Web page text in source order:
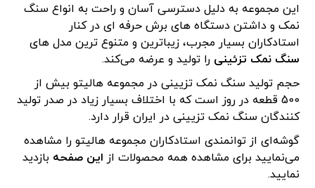
این مجموعه به دلیل دسترسی آسان و راحت به انواع سنگ
نمک و داشتن دستگاه های برش حرفه ای در کنار
استادکاران بسیار مجرب، زیباترین و متنوع ترین مدل های
سنگ نمک تزئینی را تولید و عرضه می‌کند.
حجم تولید سنگ نمک تزیینی در مجموعه هالیتو بیش از
500 قطعه در روز است که با اختلاف بسیار زیاد در صدر تولید
کنندگان سنگ نمک تزیینی در ایران قرار دارد.
گوشه‌ای از توانمندی استادکاران مجموعه هالیتو را مشاهده
می‌نمایید برای مشاهده همه محصولات از این صفحه بازدید
نمایید.